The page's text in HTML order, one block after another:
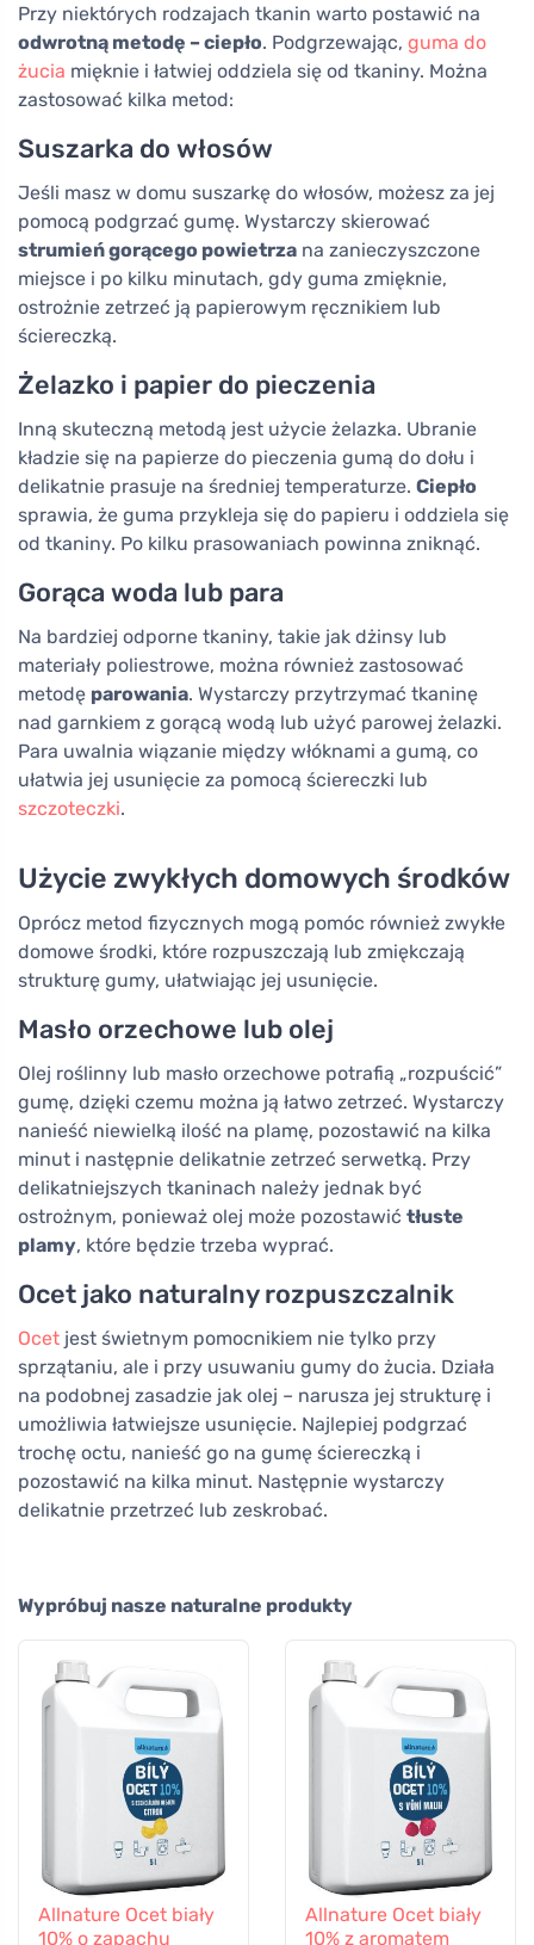
Przy niektórych rodzajach tkanin warto postawić na
odwrotną metodę – ciepło. Podgrzewając, guma do
żucia mięknie i łatwiej oddziela się od tkaniny. Można
zastosować kilka metod:
Suszarka do włosów
Jeśli masz w domu suszarkę do włosów, możesz za jej
pomocą podgrzać gumę. Wystarczy skierować
strumień gorącego powietrza na zanieczyszczone
miejsce i po kilku minutach, gdy guma zmięknie,
ostrożnie zetrzeć ją papierowym ręcznikiem lub
ściereczką.
Żelazko i papier do pieczenia
Inną skuteczną metodą jest użycie żelazka. Ubranie
kładzie się na papierze do pieczenia gumą do dołu i
delikatnie prasuje na średniej temperaturze. Ciepło
sprawia, że guma przykleja się do papieru i oddziela się
od tkaniny. Po kilku prasowaniach powinna zniknąć.
Gorąca woda lub para
Na bardziej odporne tkaniny, takie jak dżinsy lub
materiały poliestrowe, można również zastosować
metodę parowania. Wystarczy przytrzymać tkaninę
nad garnkiem z gorącą wodą lub użyć parowej żelazki.
Para uwalnia wiązanie między włóknami a gumą, co
ułatwia jej usunięcie za pomocą ściereczki lub
szczoteczki.
Użycie zwykłych domowych środków
Oprócz metod fizycznych mogą pomóc również zwykłe
domowe środki, które rozpuszczają lub zmiękczają
strukturę gumy, ułatwiając jej usunięcie.
Masło orzechowe lub olej
Olej roślinny lub masło orzechowe potrafią „rozpuścić”
gumę, dzięki czemu można ją łatwo zetrzeć. Wystarczy
nanieść niewielką ilość na plamę, pozostawić na kilka
minut i następnie delikatnie zetrzeć serwetką. Przy
delikatniejszych tkaninach należy jednak być
ostrożnym, ponieważ olej może pozostawić tłuste
plamy, które będzie trzeba wyprać.
Ocet jako naturalny rozpuszczalnik
Ocet jest świetnym pomocnikiem nie tylko przy
sprzątaniu, ale i przy usuwaniu gumy do żucia. Działa
na podobnej zasadzie jak olej – narusza jej strukturę i
umożliwia łatwiejsze usunięcie. Najlepiej podgrzać
trochę octu, nanieść go na gumę ściereczką i
pozostawić na kilka minut. Następnie wystarczy
delikatnie przetrzeć lub zeskrobać.
Wypróbuj nasze naturalne produkty
Allnature Ocet biały
10% o zapachu
Allnature Ocet biały
10% z aromatem